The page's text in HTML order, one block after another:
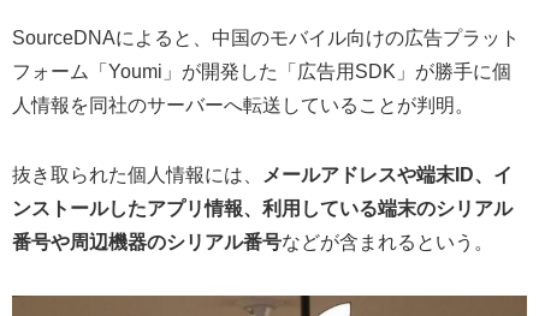
SourceDNAによると、中国のモバイル向けの広告プラット
フォーム「Youmi」が開発した「広告用SDK」が勝手に個
人情報を同社のサーバーへ転送していることが判明。
抜き取られた個人情報には、
メールアドレスや端末ID、イ
ンストールしたアプリ情報、利用している端末のシリアル
番号や周辺機器のシリアル番号などが含まれるという。